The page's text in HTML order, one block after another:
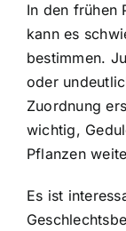
In den frühen
kann es
bestimmen.
oder
Zuordnung
wichtig,
Pflanzen
Es ist